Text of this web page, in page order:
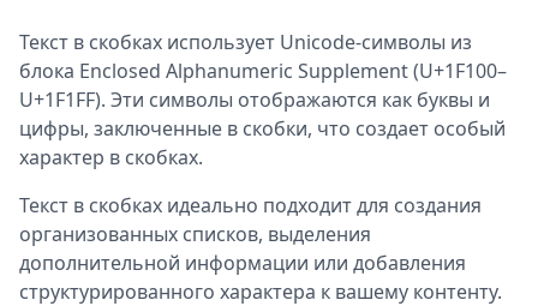
Текст в скобках использует Unicode-символы из
блока Enclosed Alphanumeric Supplement (U+1F100–
U+1F1FF). Эти символы отображаются как буквы и
цифры, заключенные в скобки, что создает особый
характер в скобках.
Текст в скобках идеально подходит для создания
организованных списков, выделения
дополнительной информации или добавления
структурированного характера к вашему контенту.